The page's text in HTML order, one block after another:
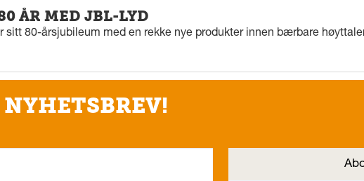
ÅR MED JBL-LYD
sitt 80-årsjubileum med en rekke nye produkter innen bærbare